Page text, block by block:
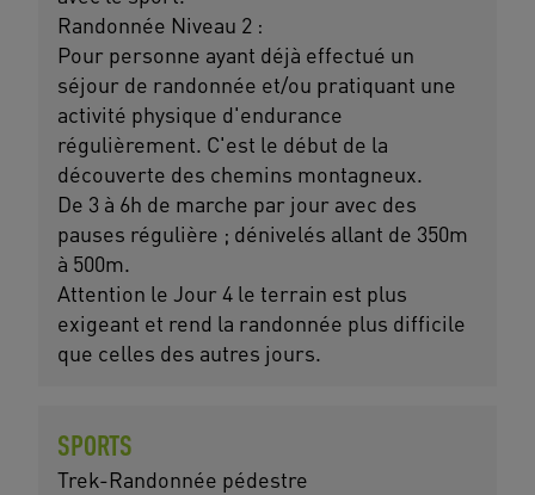
Randonnée Niveau 2 :
Pour personne ayant déjà effectué un
séjour de randonnée et/ou pratiquant une
activité physique d'endurance
régulièrement. C'est le début de la
découverte des chemins montagneux.
De 3 à 6h de marche par jour avec des
pauses régulière ; dénivelés allant de 350m
à 500m.
Attention le Jour 4 le terrain est plus
exigeant et rend la randonnée plus difficile
que celles des autres jours.
SPORTS
Trek-Randonnée pédestre